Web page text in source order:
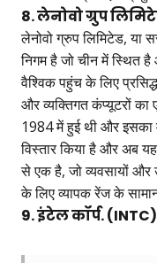
8. लेनोवो ग्रुप
लेनोवो ग्रुप लिमिटेड, या
निगम है जो चीन में स्थित
वैश्विक पहुंच के लिए
और व्यक्तिगत कंप्यूटरों का
1984 में हुई थी और इसका
विस्तार किया है और अब
से एक है, जो व्यवसायों
के लिए व्यापक रेंज के
9. इंटेल कॉर्प. (INTC)